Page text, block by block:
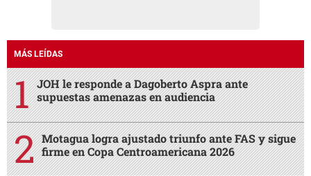
MÁS LEÍDAS
JOH le responde a Dagoberto Aspra ante
supuestas amenazas en audiencia
Motagua logra ajustado triunfo ante FAS y sigue
firme en Copa Centroamericana 2026